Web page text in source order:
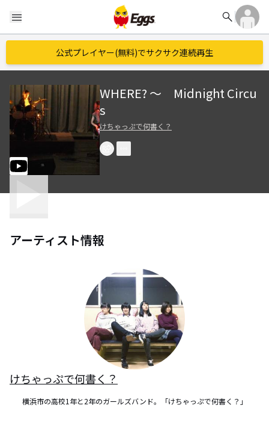
menu search
公式プレイヤー(無料)でサクサク連続再生
WHERE? ～ Midnight Circu
s
けちゃっぷで何書く？
アーティスト情報
けちゃっぷで何書く？
横浜市の高校1年と2年のガールズバンド。「けちゃっぷで何書く？」